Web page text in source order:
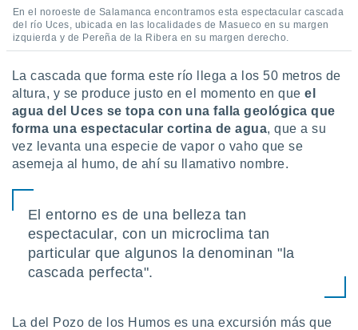
En el noroeste de Salamanca encontramos esta espectacular cascada
del río Uces, ubicada en las localidades de Masueco en su margen
izquierda y de Pereña de la Ribera en su margen derecho.
La cascada que forma este río llega a los 50 metros de
altura, y se produce justo en el momento en que el
agua del Uces se topa con una falla geológica que
forma una espectacular cortina de agua, que a su
vez levanta una especie de vapor o vaho que se
asemeja al humo, de ahí su llamativo nombre.
El entorno es de una belleza tan
espectacular, con un microclima tan
particular que algunos la denominan "la
cascada perfecta".
La del Pozo de los Humos es una excursión más que